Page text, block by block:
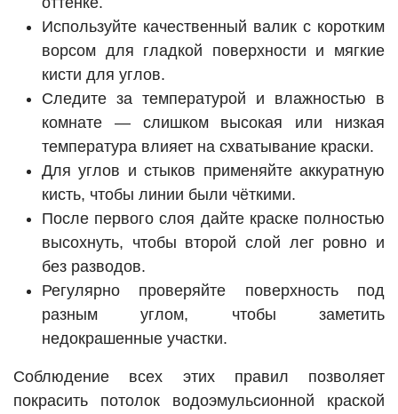
Используйте качественный валик с коротким
ворсом для гладкой поверхности и мягкие
кисти для углов.
Следите за температурой и влажностью в
комнате — слишком высокая или низкая
температура влияет на схватывание краски.
Для углов и стыков применяйте аккуратную
кисть, чтобы линии были чёткими.
После первого слоя дайте краске полностью
высохнуть, чтобы второй слой лег ровно и
без разводов.
Регулярно проверяйте поверхность под
разным углом, чтобы заметить
недокрашенные участки.
Соблюдение всех этих правил позволяет
покрасить потолок водоэмульсионной краской